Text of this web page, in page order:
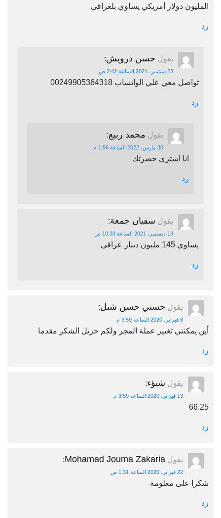
المليون دولار أمريكي يساوي بلعراقي
رد
يقول حسن درويش:
23 سبتمبر، 2021 الساعة 2:42 ص
تواصل معي علي الواتساب 00249905364318
رد
يقول محمد ربيع:
30 مارس، 2022 الساعة 1:56 م
انا اشتري حضرتك
رد
يقول سفيان جمعة:
13 ديسمبر، 2021 الساعة 10:33 ص
يساوي 145 مليون دينار عراقي
رد
يقول حسني حسن شبل:
8 فبراير، 2020 الساعة 3:59 م
أين يمكنني تغيير عملة المجر ولكم جزيل الشكر مقدما
رد
يقول شيؤء:
13 فبراير، 2020 الساعة 3:59 م
66.25
رد
يقول Mohamad Jouma Zakaria
:
22 فبراير، 2020 الساعة 1:31 ص
شكرا على معلومة
رد